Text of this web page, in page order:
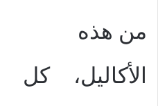
من هذه
الأكاليل،